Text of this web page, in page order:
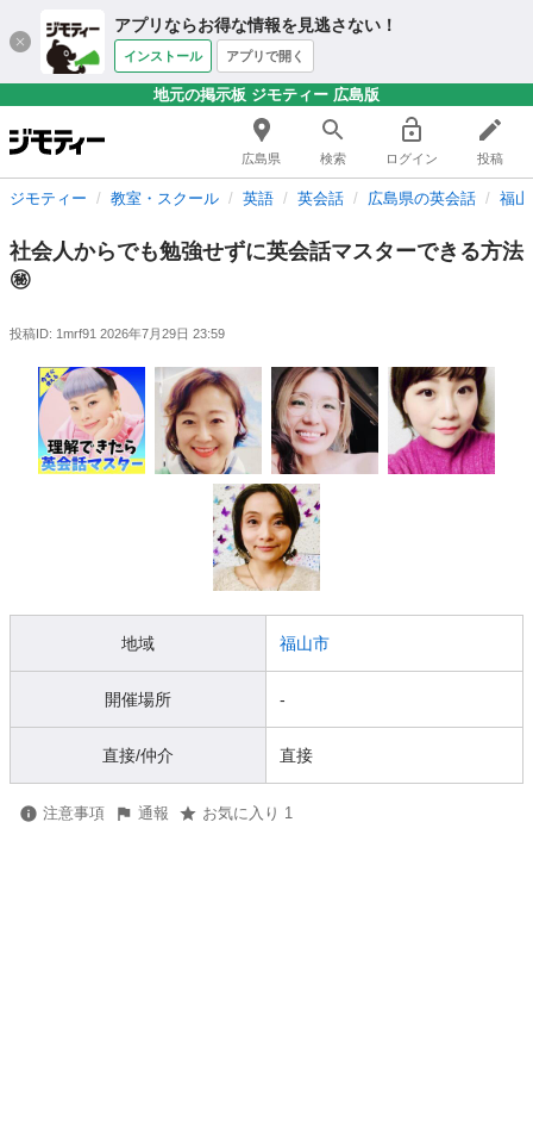
アプリならお得な情報を見逃さない！
インストール アプリで開く
地元の掲示板 ジモティー 広島版
広島県 検索 ログイン 投稿
ジモティー 教室・スクール 英語 英会話 広島県の英会話 福
社会人からでも勉強せずに英会話マスターできる方法
㊙️
投稿ID: 1mrf91 2026年7月29日 23:59
地域 福山市
開催場所 -
直接/仲介 直接
注意事項 通報 お気に入り 1